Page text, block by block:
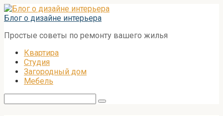
Перейти
к
Блог о дизайне интерьера
Простые советы по ремонту вашего жилья
Квартира
Студия
Загородный дом
Мебель